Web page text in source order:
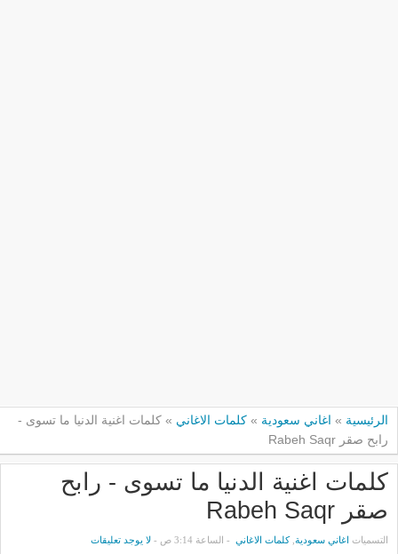
الرئيسية » اغاني سعودية » كلمات الاغاني » كلمات اغنية الدنيا ما تسوى -
رابح صقر Rabeh Saqr
كلمات اغنية الدنيا ما تسوى - رابح
صقر Rabeh Saqr
التسميات اغاني سعودية ,كلمات الاغاني - الساعة 3:14 ص - لا يوجد تعليقات